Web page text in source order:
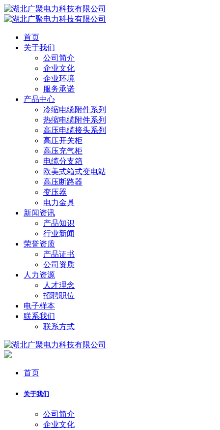
首页
关于我们
公司简介
企业文化
企业环境
服务承诺
产品中心
冷缩电缆附件系列
热缩电缆附件系列
高压电缆接头系列
高压开关柜
高压充气柜
电缆分支箱
欧美式箱式变电站
高压断路器
变压器
电力金具
新闻资讯
产品知识
行业新闻
荣誉资质
产品证书
公司资质
人力资源
人才理念
招聘职位
电子样本
联系我们
联系方式
首页
关于我们
公司简介
企业文化